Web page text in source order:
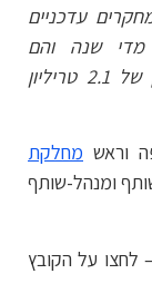
דולר. מחקרים עדכניים
מדי שנה והם
צפויים לנסוק עד שנת 2019 לסכום עתק של 2.1 טריליון
וראש מחלקת
ומנהל-שותף
לחצו על הקובץ